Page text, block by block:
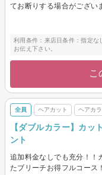
てお断りする場合がござい
利用条件：来店日条件：指定な
お伝え下さい。
こ
全員 ヘアカット ヘアカ
【ダブルカラー】カッ
ント
追加料金なしでも充分！！
たブリーチお得フルコース